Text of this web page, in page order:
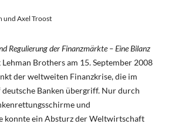
und Axel Troost
Regulierung der Finanzmärkte – Eine Bilanz
Brothers am 15. September 2008
der weltweiten Finanzkrise, die im
Banken übergriff. Nur durch
und
konnte ein Absturz der Weltwirtschaft